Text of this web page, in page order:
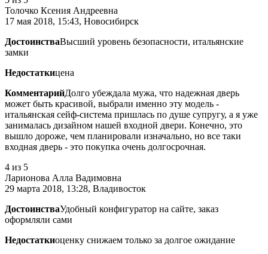
Толочко Ксения Андреевна
17 мая 2018, 15:43, Новосибирск
ДостоинстваВысший уровень безопасности, итальянские
замки
Недостаткицена
КомментарийДолго убеждала мужа, что надежная дверь
может быть красивой, выбрали именно эту модель -
итальянская сейф-система пришлась по душе супругу, а я уже
занималась дизайном нашей входной двери. Конечно, это
вышло дороже, чем планировали изначально, но все таки
входная дверь - это покупка очень долгосрочная.
4 из 5
Ларионова Алла Вадимовна
29 марта 2018, 13:28, Владивосток
ДостоинстваУдобный конфигуратор на сайте, заказ
оформляли сами
Недостаткиоценку снижаем только за долгое ожидание